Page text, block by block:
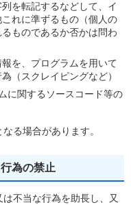
を転記するなどして、イ
れに準ずるもの（個人の
ものであるか否かは問わ
を、プログラムを用いて
（スクレイピングなど）
に関するソースコード等の
る場合があります。
為の禁止
不当な行為を助長し、又